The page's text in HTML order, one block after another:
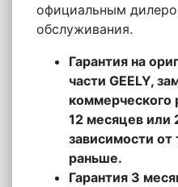
официальным
обслуживания.
Гарантия на
части GEELY,
коммерческого
12 месяцев или
зависимости от
раньше.
Гарантия 3